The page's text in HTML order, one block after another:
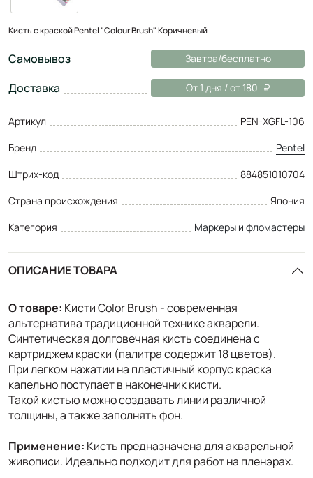
Кисть с краской Pentel "Colour Brush" Коричневый
Самовывоз Завтра/бесплатно
Доставка От 1 дня / от 180
Артикул
PEN-XGFL-106
Бренд
Pentel
Штрих-код
884851010704
Страна происхождения
Япония
Категория
Маркеры и фломастеры
ОПИСАНИЕ ТОВАРА
О товаре: Кисти Color Brush - современная
альтернатива традиционной технике акварели.
Синтетическая долговечная кисть соединена с
картриджем краски (палитра содержит 18 цветов).
При легком нажатии на пластичный корпус краска
капельно поступает в наконечник кисти.
Такой кистью можно создавать линии различной
толщины, а также заполнять фон.
Применение: Кисть предназначена для акварельной
живописи. Идеально подходит для работ на пленэрах.